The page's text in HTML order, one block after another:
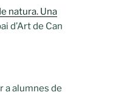
natura. Una
d’Art de Can
a alumnes de